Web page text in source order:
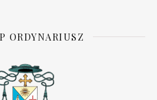
ORDYNARIUSZ